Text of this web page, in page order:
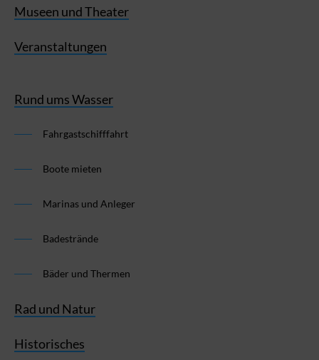
Museen und Theater
Veranstaltungen
Rund ums Wasser
Fahrgastschifffahrt
Boote mieten
Marinas und Anleger
Badestrände
Bäder und Thermen
Rad und Natur
Historisches